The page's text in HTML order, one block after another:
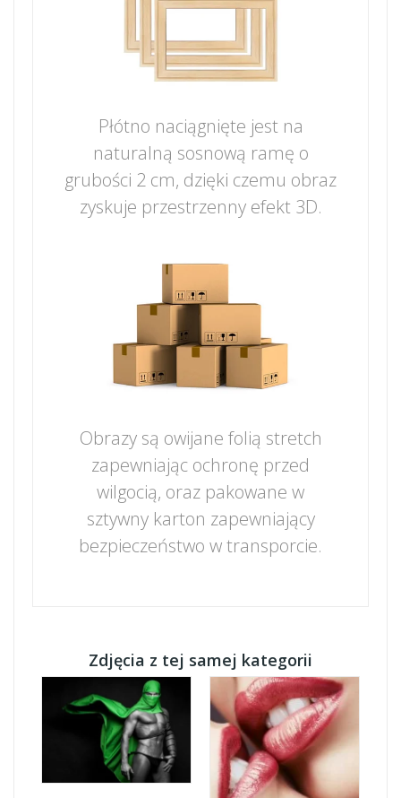
Płótno naciągnięte jest na
naturalną sosnową ramę o
grubości 2 cm, dzięki czemu obraz
zyskuje przestrzenny efekt 3D.
Obrazy są owijane folią stretch
zapewniając ochronę przed
wilgocią, oraz pakowane w
sztywny karton zapewniający
bezpieczeństwo w transporcie.
Zdjęcia z tej samej kategorii